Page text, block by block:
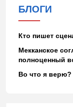
БЛОГИ
Кто пишет
Мекканское
полноценный
Во что я верю?